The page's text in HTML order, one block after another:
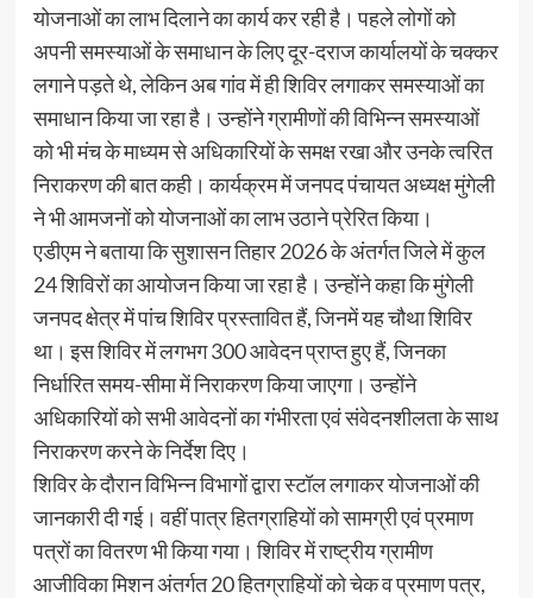
योजनाओं का लाभ दिलाने का कार्य कर रही है। पहले लोगों को
अपनी समस्याओं के समाधान के लिए दूर-दराज कार्यालयों के चक्कर
लगाने पड़ते थे, लेकिन अब गांव में ही शिविर लगाकर समस्याओं का
समाधान किया जा रहा है। उन्होंने ग्रामीणों की विभिन्न समस्याओं
को भी मंच के माध्यम से अधिकारियों के समक्ष रखा और उनके त्वरित
निराकरण की बात कही। कार्यक्रम में जनपद पंचायत अध्यक्ष मुंगेली
ने भी आमजनों को योजनाओं का लाभ उठाने प्रेरित किया।
एडीएम ने बताया कि सुशासन तिहार 2026 के अंतर्गत जिले में कुल
24 शिविरों का आयोजन किया जा रहा है। उन्होंने कहा कि मुंगेली
जनपद क्षेत्र में पांच शिविर प्रस्तावित हैं, जिनमें यह चौथा शिविर
था। इस शिविर में लगभग 300 आवेदन प्राप्त हुए हैं, जिनका
निर्धारित समय-सीमा में निराकरण किया जाएगा। उन्होंने
अधिकारियों को सभी आवेदनों का गंभीरता एवं संवेदनशीलता के साथ
निराकरण करने के निर्देश दिए।
शिविर के दौरान विभिन्न विभागों द्वारा स्टॉल लगाकर योजनाओं की
जानकारी दी गई। वहीं पात्र हितग्राहियों को सामग्री एवं प्रमाण
पत्रों का वितरण भी किया गया। शिविर में राष्ट्रीय ग्रामीण
आजीविका मिशन अंतर्गत 20 हितग्राहियों को चेक व प्रमाण पत्र,